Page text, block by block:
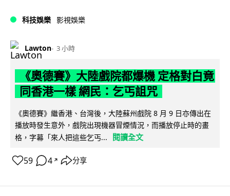
科技娛樂 影視娛樂
Lawton 3 小時
《奧德賽》大陸戲院都爆機 定格對白竟
同香港一樣 網民：乞丐詛咒
《奧德賽》繼香港、台灣後，大陸蘇州戲院 8 月 9 日亦傳出在
播放時發生意外，戲院出現機器冒煙情況，而播放停止時的畫
格，字幕「來人把這些乞丐...
閱讀全文
59 4 ↗ 分享